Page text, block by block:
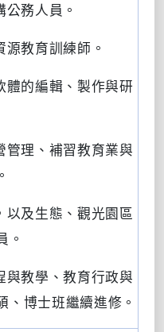
務人員。
教育訓練師。
體的編輯、製作與研
管理、補習教育業與
以及生態、觀光園區
。
與教學、教育行政與
、博士班繼續進修。